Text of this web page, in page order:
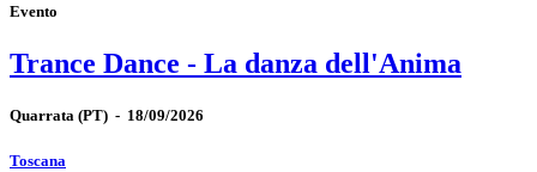
Evento
Trance Dance - La danza dell'Anima
Quarrata (PT) - 18/09/2026
Toscana